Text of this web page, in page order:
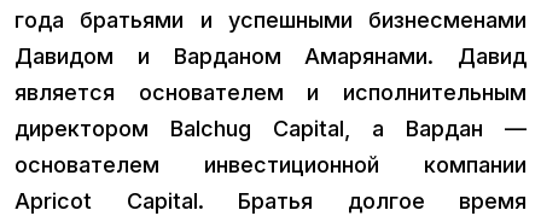
года братьями и успешными бизнесменами
Давидом и Варданом Амарянами. Давид
является основателем и исполнительным
директором Balchug Capital, а Вардан —
основателем инвестиционной компании
Apricot Capital. Братья долгое время